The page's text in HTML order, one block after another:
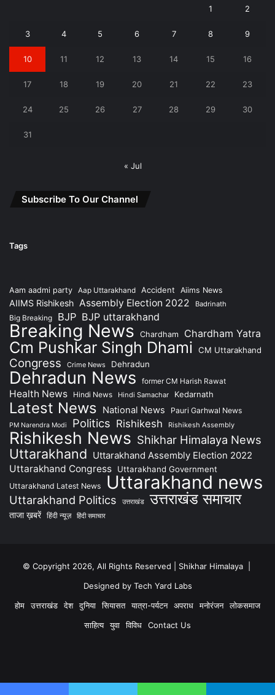
1 2
3 4 5 6 7 8 9
10 11 12 13 14 15 16
17 18 19 20 21 22 23
24 25 26 27 28 29 30
31
« Jul
Subscribe To Our Channel
Tags
Aam aadmi party Aap Uttarakhand Accident Aiims News
AIIMS Rishikesh Assembly Election 2022 Badrinath
Big Breaking BJP BJP uttarakhand
Breaking News Chardham Chardham Yatra
Cm Pushkar Singh Dhami CM Uttarakhand
Congress Crime News Dehradun
Dehradun News former CM Harish Rawat
Health News Hindi News Hindi Samachar Kedarnath
Latest News National News Pauri Garhwal News
PM Narendra Modi Politics Rishikesh Rishikesh Assembly
Rishikesh News Shikhar Himalaya News
Uttarakhand Uttarakhand Assembly Election 2022
Uttarakhand Congress
Uttarakhand Government
Uttarakhand Latest News Uttarakhand news
Uttarakhand Politics उत्तराखंड उत्तराखंड समाचार
ताजा ख़बरें हिंदी न्यूज़ हिंदी समाचार
© Copyright 2026, All Rights Reserved | Shikhar Himalaya |
Designed by Tech Yard Labs
होम
उत्तराखंड देश दुनिया सियासत यात्रा-पर्यटन अपराध मनोरंजन
लोकसमाज
साहित्य
युवा विविध Contact Us